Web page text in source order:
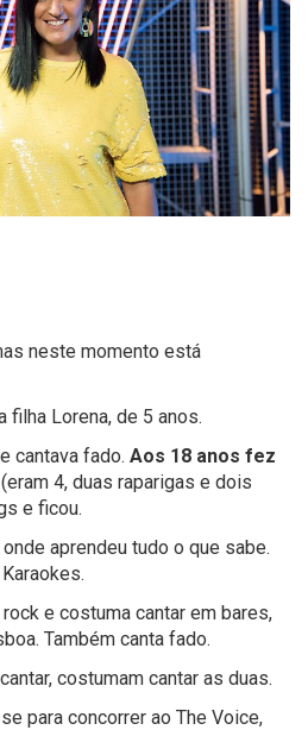
neste momento está
filha Lorena, de 5 anos.
cantava fado. Aos 18 anos fez
(eram 4, duas raparigas e dois
e ficou.
aprendeu tudo o que sabe.
e costuma cantar em bares,
Também canta fado.
costumam cantar as duas.
para concorrer ao The Voice,